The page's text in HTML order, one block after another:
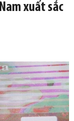
xuất sắc